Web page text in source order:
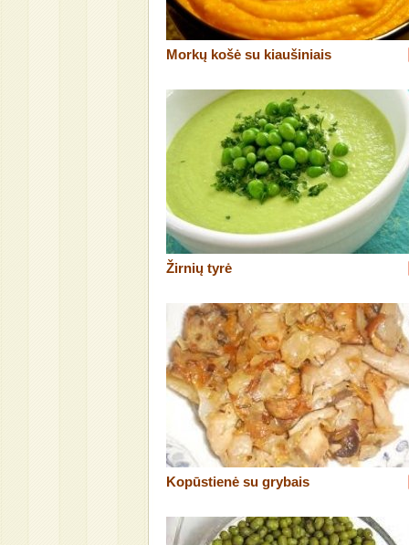
Morkų košė su kiaušiniais
Žirnių tyrė
Kopūstienė su grybais